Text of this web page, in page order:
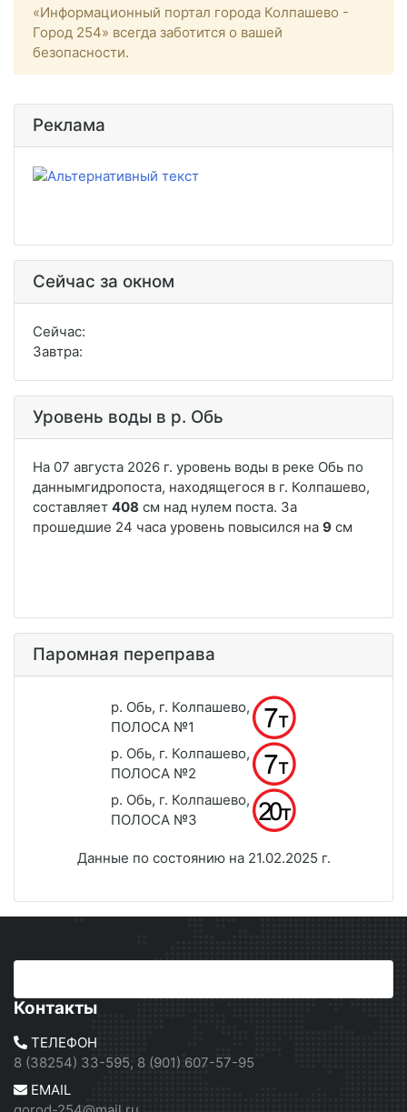
«Информационный портал города Колпашево -
Город 254» всегда заботится о вашей
безопасности.
Реклама
Сейчас за окном
Сейчас:
Завтра:
Уровень воды в р. Обь
Паромная переправа
р. Обь, г. Колпашево,
ПОЛОСА №1
р. Обь, г. Колпашево,
ПОЛОСА №2
р. Обь, г. Колпашево,
ПОЛОСА №3
Данные по состоянию на 21.02.2025 г.
Контакты
ТЕЛЕФОН
8 (38254) 33-595, 8 (901) 607-57-95
EMAIL